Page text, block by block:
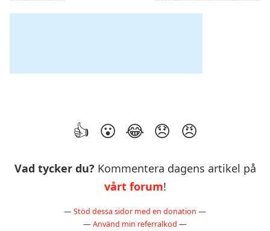
Vad tycker du? Kommentera dagens artikel på
vårt forum!
— Stöd dessa sidor med en donation —
— Använd min referralkod —